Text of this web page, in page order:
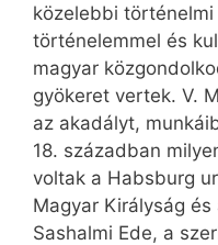
közelebbi
történelemmel és
magyar
gyökeret vertek. V.
az akadályt,
18. században
voltak a Habsburg
Magyar Királyság
Sashalmi Ede, a